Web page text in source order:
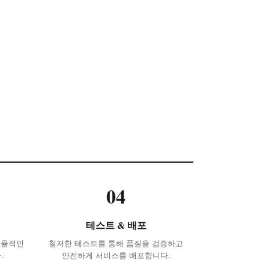
적인
04
테스트 & 배포
철저한 테스트를 통해 품질을 검증하고
안전하게 서비스를 배포합니다.